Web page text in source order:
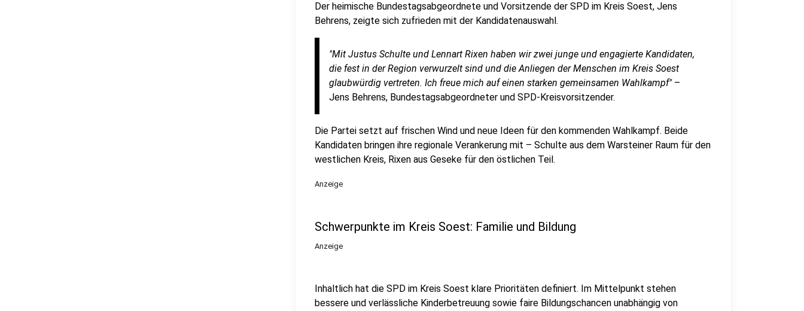
Der heimische Bundestagsabgeordnete und Vorsitzende der SPD im Kreis Soest, Jens
Behrens, zeigte sich zufrieden mit der Kandidatenauswahl.
"Mit Justus Schulte und Lennart Rixen haben wir zwei junge und engagierte Kandidaten,
die fest in der Region verwurzelt sind und die Anliegen der Menschen im Kreis Soest
glaubwürdig vertreten. Ich freue mich auf einen starken gemeinsamen Wahlkampf"–
Jens Behrens, Bundestagsabgeordneter und SPD-Kreisvorsitzender.
Die Partei setzt auf frischen Wind und neue Ideen für den kommenden Wahlkampf. Beide
Kandidaten bringen ihre regionale Verankerung mit – Schulte aus dem Warsteiner Raum für den
westlichen Kreis, Rixen aus Geseke für den östlichen Teil.
Anzeige
Schwerpunkte im Kreis Soest: Familie und Bildung
Anzeige
Inhaltlich hat die SPD im Kreis Soest klare Prioritäten definiert. Im Mittelpunkt stehen
bessere und verlässliche Kinderbetreuung sowie faire Bildungschancen unabhängig von